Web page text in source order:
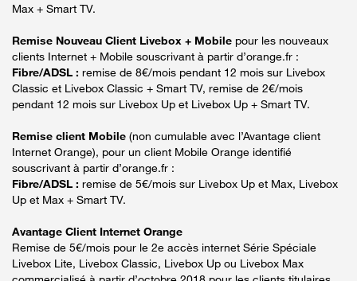
Max + Smart TV.
Remise Nouveau Client Livebox + Mobile pour les nouveaux
clients Internet + Mobile souscrivant à partir d’orange.fr :
Fibre/ADSL : remise de 8€/mois pendant 12 mois sur Livebox
Classic et Livebox Classic + Smart TV, remise de 2€/mois
pendant 12 mois sur Livebox Up et Livebox Up + Smart TV.
Remise client Mobile (non cumulable avec l’Avantage client
Internet Orange), pour un client Mobile Orange identifié
souscrivant à partir d’orange.fr :
Fibre/ADSL : remise de 5€/mois sur Livebox Up et Max, Livebox
Up et Max + Smart TV.
Avantage Client Internet Orange
Remise de 5€/mois pour le 2e accès internet Série Spéciale
Livebox Lite, Livebox Classic, Livebox Up ou Livebox Max